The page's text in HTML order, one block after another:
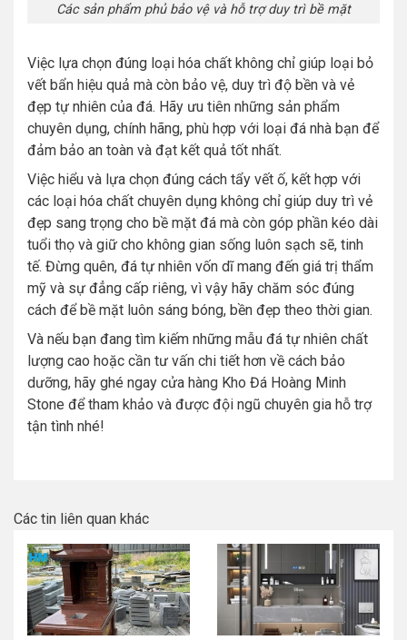
Các sản phẩm phủ bảo vệ và hỗ trợ duy trì bề mặt
Việc lựa chọn đúng loại hóa chất không chỉ giúp loại bỏ
vết bẩn hiệu quả mà còn bảo vệ, duy trì độ bền và vẻ
đẹp tự nhiên của đá. Hãy ưu tiên những sản phẩm
chuyên dụng, chính hãng, phù hợp với loại đá nhà bạn để
đảm bảo an toàn và đạt kết quả tốt nhất.
Việc hiểu và lựa chọn đúng cách tẩy vết ố, kết hợp với
các loại hóa chất chuyên dụng không chỉ giúp duy trì vẻ
đẹp sang trọng cho bề mặt đá mà còn góp phần kéo dài
tuổi thọ và giữ cho không gian sống luôn sạch sẽ, tinh
tế. Đừng quên, đá tự nhiên vốn dĩ mang đến giá trị thẩm
mỹ và sự đẳng cấp riêng, vì vậy hãy chăm sóc đúng
cách để bề mặt luôn sáng bóng, bền đẹp theo thời gian.
Và nếu bạn đang tìm kiếm những mẫu đá tự nhiên chất
lượng cao hoặc cần tư vấn chi tiết hơn về cách bảo
dưỡng, hãy ghé ngay cửa hàng Kho Đá Hoàng Minh
Stone để tham khảo và được đội ngũ chuyên gia hỗ trợ
tận tình nhé!
Các tin liên quan khác